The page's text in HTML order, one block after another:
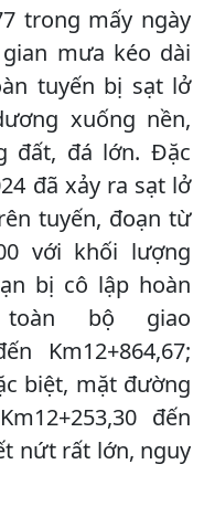
trong mấy ngày
mưa kéo dài
tuyến bị sạt lở
xuống nền,
đất, đá lớn. Đặc
đã xảy ra sạt lở
tuyến, đoạn từ
với khối lượng
bị cô lập hoàn
bộ giao
Km12+864,67;
biệt, mặt đường
đến
nứt rất lớn, nguy